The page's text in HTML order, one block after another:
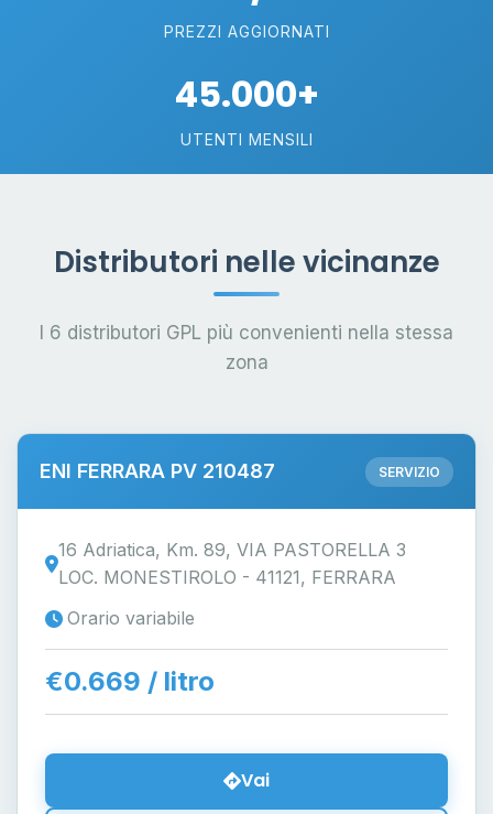
PREZZI AGGIORNATI
45.000+
UTENTI MENSILI
Distributori nelle vicinanze
I 6 distributori GPL più convenienti nella stessa
zona
ENI FERRARA PV 210487 SERVIZIO
16 Adriatica, Km. 89, VIA PASTORELLA 3
LOC. MONESTIROLO - 41121, FERRARA
Orario variabile
€0.669 / litro
Vai